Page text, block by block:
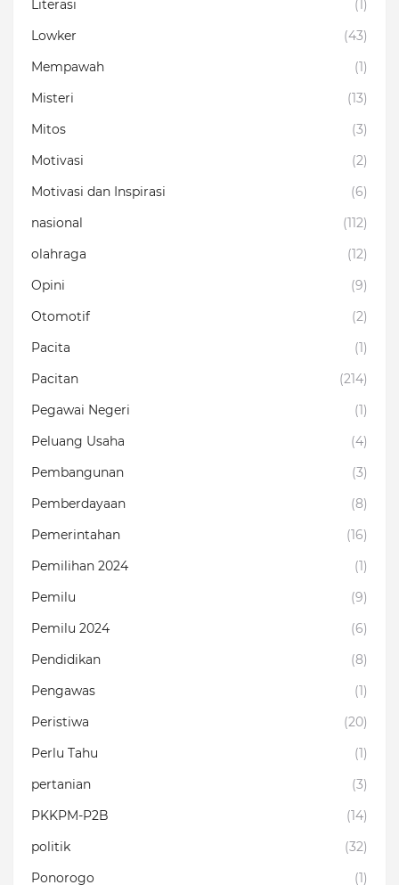
Literasi
(1)
Lowker
(43)
Mempawah
(1)
Misteri
(13)
Mitos
(3)
Motivasi
(2)
Motivasi dan Inspirasi
(6)
nasional
(112)
olahraga
(12)
Opini
(9)
Otomotif
(2)
Pacita
(1)
Pacitan
(214)
Pegawai Negeri
(1)
Peluang Usaha
(4)
Pembangunan
(3)
Pemberdayaan
(8)
Pemerintahan
(16)
Pemilihan 2024
(1)
Pemilu
(9)
Pemilu 2024
(6)
Pendidikan
(8)
Pengawas
(1)
Peristiwa
(20)
Perlu Tahu
(1)
pertanian
(3)
PKKPM-P2B
(14)
politik
(32)
Ponorogo
(1)